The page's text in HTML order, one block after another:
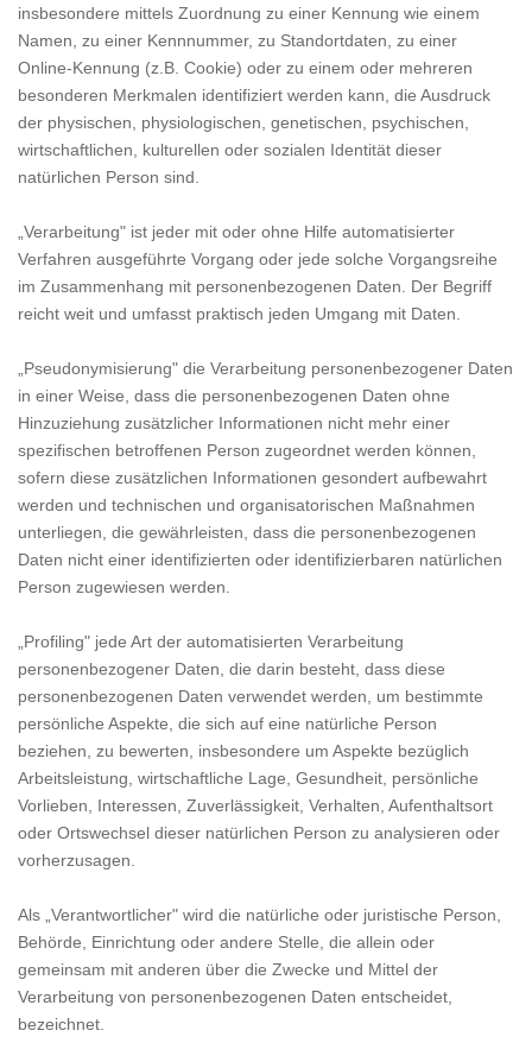
insbesondere mittels Zuordnung zu einer Kennung wie einem
Namen, zu einer Kennnummer, zu Standortdaten, zu einer
Online-Kennung (z.B. Cookie) oder zu einem oder mehreren
besonderen Merkmalen identifiziert werden kann, die Ausdruck
der physischen, physiologischen, genetischen, psychischen,
wirtschaftlichen, kulturellen oder sozialen Identität dieser
natürlichen Person sind.
„Verarbeitung" ist jeder mit oder ohne Hilfe automatisierter
Verfahren ausgeführte Vorgang oder jede solche Vorgangsreihe
im Zusammenhang mit personenbezogenen Daten. Der Begriff
reicht weit und umfasst praktisch jeden Umgang mit Daten.
„Pseudonymisierung" die Verarbeitung personenbezogener Daten
in einer Weise, dass die personenbezogenen Daten ohne
Hinzuziehung zusätzlicher Informationen nicht mehr einer
spezifischen betroffenen Person zugeordnet werden können,
sofern diese zusätzlichen Informationen gesondert aufbewahrt
werden und technischen und organisatorischen Maßnahmen
unterliegen, die gewährleisten, dass die personenbezogenen
Daten nicht einer identifizierten oder identifizierbaren natürlichen
Person zugewiesen werden.
„Profiling" jede Art der automatisierten Verarbeitung
personenbezogener Daten, die darin besteht, dass diese
personenbezogenen Daten verwendet werden, um bestimmte
persönliche Aspekte, die sich auf eine natürliche Person
beziehen, zu bewerten, insbesondere um Aspekte bezüglich
Arbeitsleistung, wirtschaftliche Lage, Gesundheit, persönliche
Vorlieben, Interessen, Zuverlässigkeit, Verhalten, Aufenthaltsort
oder Ortswechsel dieser natürlichen Person zu analysieren oder
vorherzusagen.
Als „Verantwortlicher" wird die natürliche oder juristische Person,
Behörde, Einrichtung oder andere Stelle, die allein oder
gemeinsam mit anderen über die Zwecke und Mittel der
Verarbeitung von personenbezogenen Daten entscheidet,
bezeichnet.